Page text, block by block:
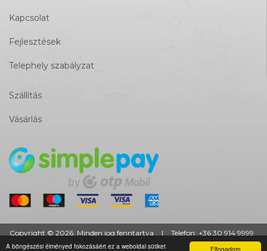
Elfogadom
A böngészési élményed fokozásáért ez a weboldal sütiket
Kapcsolat
Fejlesztések
Telephely szabályzat
Szállítás
Vásárlás
Copyright © 2026. Minden jog fenntartva | Telefon: +36 30 914 9999